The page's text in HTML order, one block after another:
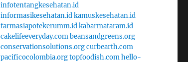
infotentangkesehatan.id
informasikesehatan.idkamuskesehatan.id
farmasiapotekerumm.idkabarmataram.id
cakelifeeveryday.combeansandgreens.org
conservationsolutions.orgcurbearth.com
pacificocolombia.orgtopfoodish.comhello-